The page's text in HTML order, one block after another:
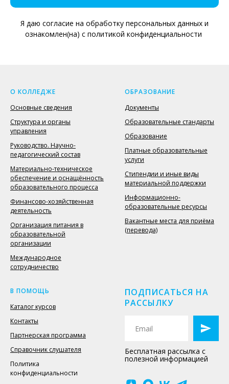
Я даю согласие на обработку персональных данных и
ознакомлен(на) с политикой конфиденциальности
О КОЛЛЕДЖЕ
Основные сведения
Структура и органы
управления
Руководство. Научно-
педагогический состав
Материально-техническое
обеспечение и оснащённость
образовательного процесса
Финансово-хозяйственная
деятельность
Организация питания в
образовательной
организации
Международное
сотрудничество
ОБРАЗОВАНИЕ
Документы
Образовательные стандарты
Образование
Платные образовательные
услуги
Стипендии и иные виды
материальной поддержки
Информационно-
образовательные ресурсы
Вакантные места для приёма
(перевода)
В ПОМОЩЬ
Каталог курсов
Контакты
Партнерская программа
Справочник слушателя
Политика
конфиденциальности
ПОДПИСАТЬСЯ НА
РАССЫЛКУ
Бесплатная рассылка с
полезной информацией